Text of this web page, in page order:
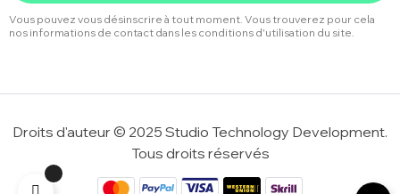
Vous pouvez vous désinscrire à tout moment. Vous trouverez pour cela
nos informations de contact dans les conditions d'utilisation du site.
Droits d'auteur © 2025 Studio Technology Development.
Tous droits réservés